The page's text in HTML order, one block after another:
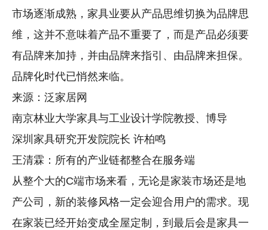
市场逐渐成熟，家具业要从产品思维切换为品牌思
维，这并不意味着产品不重要了，而是产品必须要
有品牌来加持，并由品牌来指引、由品牌来担保。
品牌化时代已悄然来临。
来源：泛家居网
南京林业大学家具与工业设计学院教授、博导
深圳家具研究开发院院长 许柏鸣
王清霖：所有的产业链都整合在服务端
从整个大的C端市场来看，无论是家装市场还是地
产公司，新的装修风格一定会迎合用户的需求。现
在家装已经开始变成全屋定制，到最后会是家具一